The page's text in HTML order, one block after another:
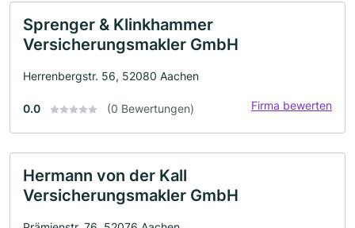
Sprenger & Klinkhammer
Versicherungsmakler GmbH
Herrenbergstr. 56, 52080 Aachen
0.0 (0 Bewertungen) Firma bewerten
Hermann von der Kall
Versicherungsmakler GmbH